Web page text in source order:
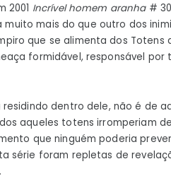
2001 Incrível homem aranha #
mais do que outro dos
que se alimenta dos Totens
formidável, responsável por
dentro dele, não é de
aqueles totens irromperiam
que ninguém poderia
série foram repletas de